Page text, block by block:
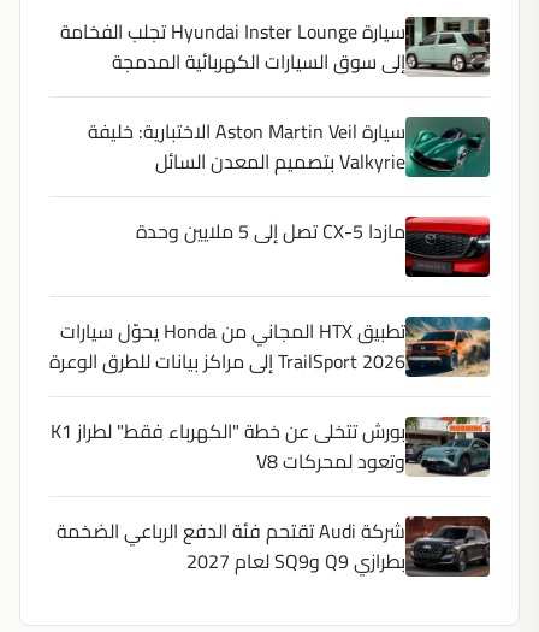
سيارة Hyundai Inster Lounge تجلب الفخامة
إلى سوق السيارات الكهربائية المدمجة
سيارة Aston Martin Veil الاختبارية: خليفة
Valkyrie بتصميم المعدن السائل
مازدا CX-5 تصل إلى 5 ملايين وحدة
تطبيق HTX المجاني من Honda يحوّل سيارات
TrailSport 2026 إلى مراكز بيانات للطرق الوعرة
بورش تتخلى عن خطة "الكهرباء فقط" لطراز K1
وتعود لمحركات V8
شركة Audi تقتحم فئة الدفع الرباعي الضخمة
بطرازي Q9 وSQ9 لعام 2027